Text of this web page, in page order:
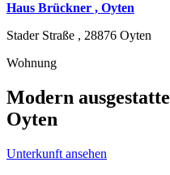
Haus Brückner , Oyten
Stader Straße , 28876 Oyten
Wohnung
Modern
Oyten
Unterkunft ansehen